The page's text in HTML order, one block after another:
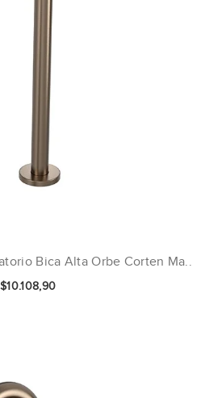
Bica Alta Orbe Corten Ma..